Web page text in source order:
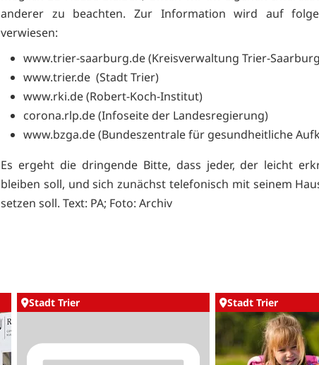
anderer zu beachten. Zur Information wird auf
verwiesen:
www.trier-saarburg.de (Kreisverwaltung Trier-
www.trier.de (Stadt Trier)
www.rki.de (Robert-Koch-Institut)
corona.rlp.de (Infoseite der Landesregierung)
www.bzga.de (Bundeszentrale für gesundheitliche
Es ergeht die dringende Bitte, dass jeder, der leicht
bleiben soll, und sich zunächst telefonisch mit seinem
setzen soll. Text: PA; Foto: Archiv
Stadt Trier Stadt Trier